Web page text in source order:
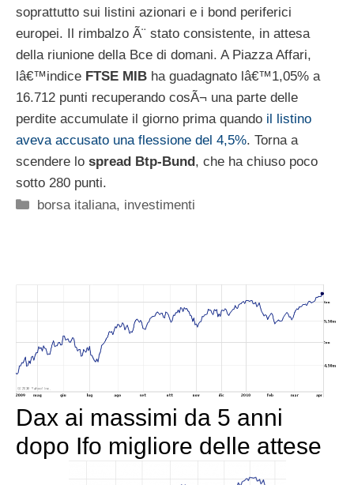
soprattutto sui listini azionari e i bond periferici
europei. Il rimbalzo Ã¨ stato consistente, in attesa
della riunione della Bce di domani. A Piazza Affari,
lâ€™indice FTSE MIB ha guadagnato lâ€™1,05% a
16.712 punti recuperando cosÃ¬ una parte delle
perdite accumulate il giorno prima quando il listino
aveva accusato una flessione del 4,5%. Torna a
scendere lo spread Btp-Bund, che ha chiuso poco
sotto 280 punti.
Categorie
borsa italiana, investimenti
Dax ai massimi da 5 anni
dopo Ifo migliore delle attese